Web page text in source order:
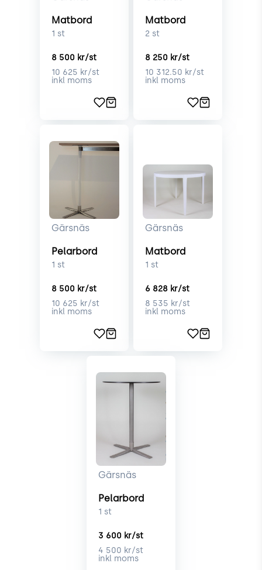
Matbord
1 st
8 500 kr/st
10 625 kr/st
inkl moms
Matbord
2 st
8 250 kr/st
10 312.50 kr/st
inkl moms
Gärsnäs
Pelarbord
1 st
8 500 kr/st
10 625 kr/st
inkl moms
Gärsnäs
Matbord
1 st
6 828 kr/st
8 535 kr/st
inkl moms
Gärsnäs
Pelarbord
1 st
3 600 kr/st
4 500 kr/st
inkl moms